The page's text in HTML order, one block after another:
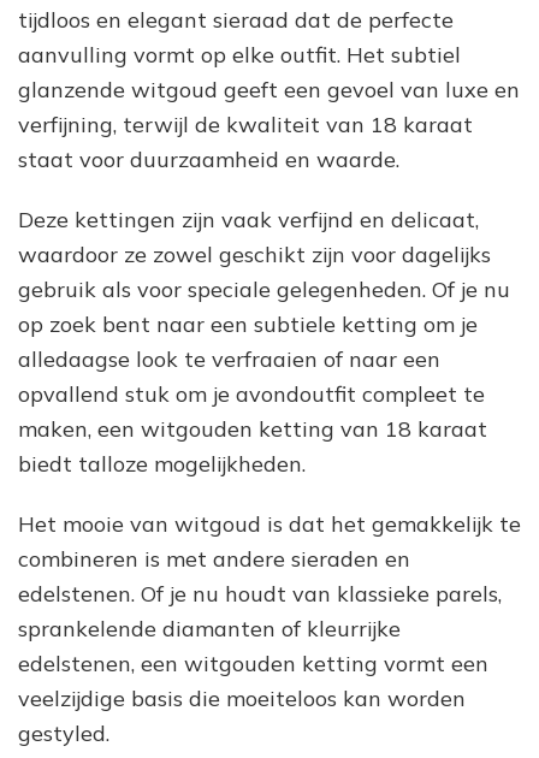
tijdloos en elegant sieraad dat de perfecte
aanvulling vormt op elke outfit. Het subtiel
glanzende witgoud geeft een gevoel van luxe en
verfijning, terwijl de kwaliteit van 18 karaat
staat voor duurzaamheid en waarde.
Deze kettingen zijn vaak verfijnd en delicaat,
waardoor ze zowel geschikt zijn voor dagelijks
gebruik als voor speciale gelegenheden. Of je nu
op zoek bent naar een subtiele ketting om je
alledaagse look te verfraaien of naar een
opvallend stuk om je avondoutfit compleet te
maken, een witgouden ketting van 18 karaat
biedt talloze mogelijkheden.
Het mooie van witgoud is dat het gemakkelijk te
combineren is met andere sieraden en
edelstenen. Of je nu houdt van klassieke parels,
sprankelende diamanten of kleurrijke
edelstenen, een witgouden ketting vormt een
veelzijdige basis die moeiteloos kan worden
gestyled.